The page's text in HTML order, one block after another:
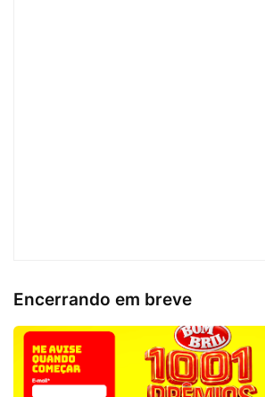
Encerrando em breve